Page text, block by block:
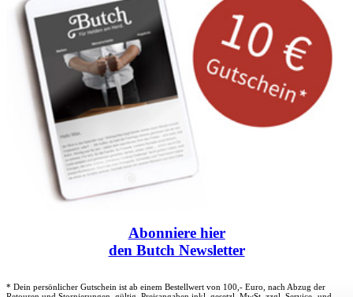
Abonniere hier
den Butch Newsletter
* Dein persönlicher Gutschein ist ab einem Bestellwert von 100,- Euro, nach Abzug der